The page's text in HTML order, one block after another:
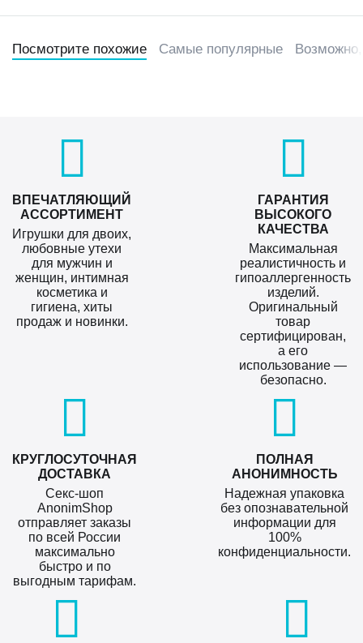
Посмотрите похожие Самые популярные Возможно,
ВПЕЧАТЛЯЮЩИЙ
АССОРТИМЕНТ
Игрушки для двоих,
любовные утехи
для мужчин и
женщин, интимная
косметика и
гигиена, хиты
продаж и новинки.
ГАРАНТИЯ
ВЫСОКОГО
КАЧЕСТВА
Максимальная
реалистичность и
гипоаллергенность
изделий.
Оригинальный
товар
сертифицирован,
а его
использование —
безопасно.
КРУГЛОСУТОЧНАЯ
ДОСТАВКА
Секс-шоп
AnonimShop
отправляет заказы
по всей России
максимально
быстро и по
выгодным тарифам.
ПОЛНАЯ
АНОНИМНОСТЬ
Надежная упаковка
без опознавательной
информации для
100%
конфиденциальности.